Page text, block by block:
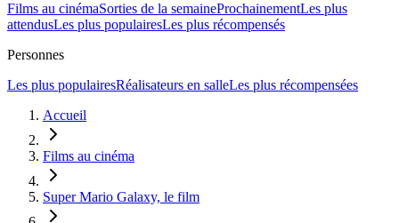
Films au cinémaSorties de la semaineProchainementLes plus
attendusLes plus populairesLes plus récompensés
Personnes
Les plus populairesRéalisateurs en salleLes plus récompensées
Accueil
Films au cinéma
Super Mario Galaxy, le film